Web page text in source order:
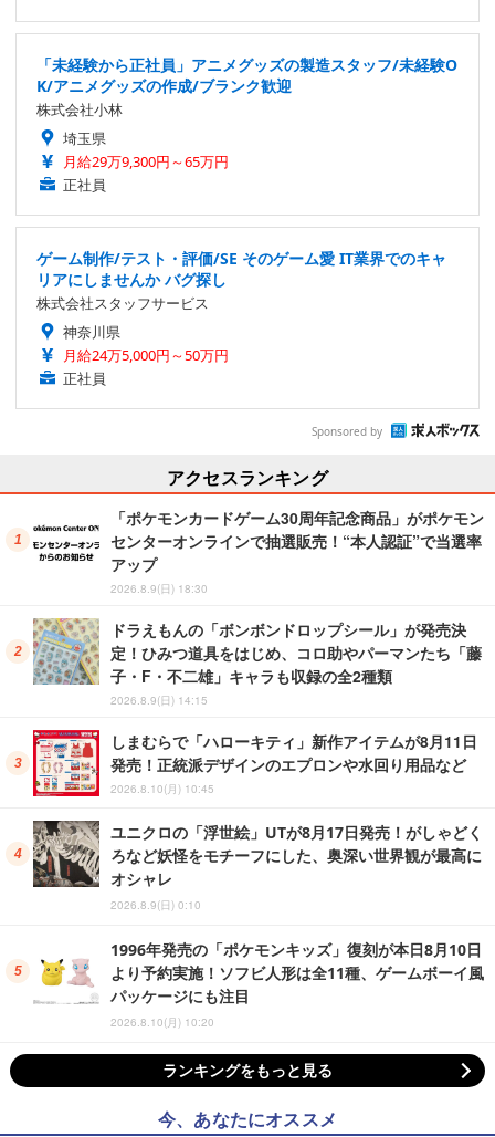
「未経験から正社員」アニメグッズの製造スタッフ/未経験O
K/アニメグッズの作成/ブランク歓迎
株式会社小林
埼玉県
月給29万9,300円～65万円
正社員
ゲーム制作/テスト・評価/SE そのゲーム愛 IT業界でのキャ
リアにしませんか バグ探し
株式会社スタッフサービス
神奈川県
月給24万5,000円～50万円
正社員
Sponsored by
アクセスランキング
「ポケモンカードゲーム30周年記念商品」がポケモン
センターオンラインで抽選販売！“本人認証”で当選率
アップ
2026.8.9(日) 18:30
ドラえもんの「ボンボンドロップシール」が発売決
定！ひみつ道具をはじめ、コロ助やパーマンたち「藤
子・F・不二雄」キャラも収録の全2種類
2026.8.9(日) 14:15
しまむらで「ハローキティ」新作アイテムが8月11日
発売！正統派デザインのエプロンや水回り用品など
2026.8.10(月) 10:45
ユニクロの「浮世絵」UTが8月17日発売！がしゃどく
ろなど妖怪をモチーフにした、奥深い世界観が最高に
オシャレ
2026.8.9(日) 0:10
1996年発売の「ポケモンキッズ」復刻が本日8月10日
より予約実施！ソフビ人形は全11種、ゲームボーイ風
パッケージにも注目
2026.8.10(月) 10:20
ランキングをもっと見る
今、あなたにオススメ